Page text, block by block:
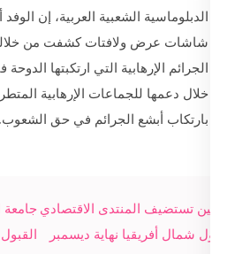
الدبلوماسية الشعبية العربية، إن
شاشات عرض ولافتات كشفت من خلالها
الجرائم الإرهابية التي ارتكبتها
خلال دعمها للجماعات الإرهابية
بارتكاب أبشع الجرائم في حق الشعوب.
Post
navigation
جامعة برلين تستضيف المنتدى الاقتصادي
لدول شمال أفريقيا نهاية ديسمبر